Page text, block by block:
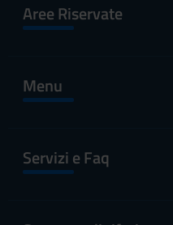
Aree Riservate
Menu
Servizi e Faq